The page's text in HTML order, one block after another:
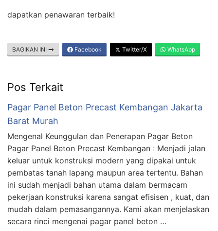
dapatkan penawaran terbaik!
BAGIKAN INI Facebook Twitter/X WhatsApp
Pos Terkait
Pagar Panel Beton Precast Kembangan Jakarta
Barat Murah
Mengenal Keunggulan dan Penerapan Pagar Beton
Pagar Panel Beton Precast Kembangan : Menjadi jalan
keluar untuk konstruksi modern yang dipakai untuk
pembatas tanah lapang maupun area tertentu. Bahan
ini sudah menjadi bahan utama dalam bermacam
pekerjaan konstruksi karena sangat efisisen , kuat, dan
mudah dalam pemasangannya. Kami akan menjelaskan
secara rinci mengenai pagar panel beton …